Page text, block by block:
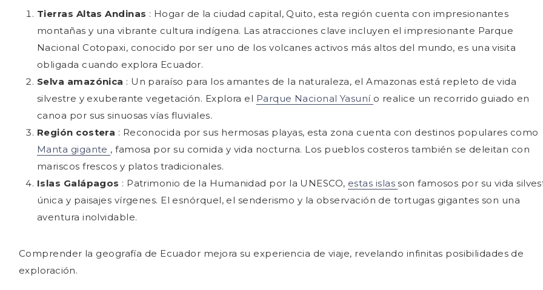
Tierras Altas Andinas : Hogar de la ciudad capital, Quito, esta región cuenta con impresionantes
montañas y una vibrante cultura indígena. Las atracciones clave incluyen el impresionante Parque
Nacional Cotopaxi, conocido por ser uno de los volcanes activos más altos del mundo, es una visita
obligada cuando explora Ecuador.
Selva amazónica : Un paraíso para los amantes de la naturaleza, el Amazonas está repleto de vida
silvestre y exuberante vegetación. Explora el Parque Nacional Yasuní o realice un recorrido guiado en
canoa por sus sinuosas vías fluviales.
Región costera : Reconocida por sus hermosas playas, esta zona cuenta con destinos populares como
Manta gigante , famosa por su comida y vida nocturna. Los pueblos costeros también se deleitan con
mariscos frescos y platos tradicionales.
Islas Galápagos : Patrimonio de la Humanidad por la UNESCO, estas islasson famosos por su vida
única y paisajes vírgenes. El esnórquel, el senderismo y la observación de tortugas gigantes son una
aventura inolvidable.
Comprender la geografía de Ecuador mejora su experiencia de viaje, revelando infinitas posibilidades de
exploración.